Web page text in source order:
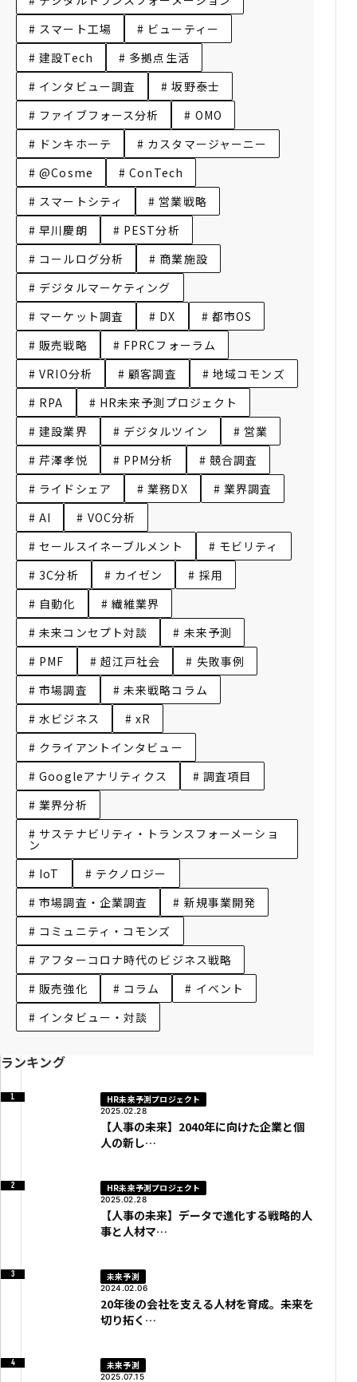
# スマート工場
# ビューティー
# 建設Tech
# 多拠点生活
# インタビュー調査
# 坂野泰士
# ファイブフォース分析
# OMO
# ドンキホーテ
# カスタマージャーニー
# @Cosme
# ConTech
# スマートシティ
# 営業戦略
# 早川慶朗
# PEST分析
# コールログ分析
# 商業施設
# デジタルマーケティング
# マーケット調査
# DX
# 都市OS
# 販売戦略
# FPRCフォーラム
# VRIO分析
# 顧客調査
# 地域コモンズ
# RPA
# HR未来予測プロジェクト
# 建設業界
# デジタルツイン
# 営業
# 芹澤孝悦
# PPM分析
# 競合調査
# ライドシェア
# 業務DX
# 業界調査
# AI
# VOC分析
# セールスイネーブルメント
# モビリティ
# 3C分析
# カイゼン
# 採用
# 自動化
# 繊維業界
# 未来コンセプト対談
# 未来予測
# PMF
# 超江戸社会
# 失敗事例
# 市場調査
# 未来戦略コラム
# 水ビジネス
# xR
# クライアントインタビュー
# Googleアナリティクス
# 調査項目
# 業界分析
# サステナビリティ・トランスフォーメーショ
ン
# IoT
# テクノロジー
# 市場調査・企業調査
# 新規事業開発
# コミュニティ・コモンズ
# アフターコロナ時代のビジネス戦略
# 販売強化
# コラム
# イベント
# インタビュー・対談
ランキング
HR未来予測プロジェクト
2025.02.28
【人事の未来】2040年に向けた企業と個
人の新し…
HR未来予測プロジェクト
2025.02.28
【人事の未来】データで進化する戦略的人
事と人材マ…
未来予測
2024.02.06
20年後の会社を支える人材を育成。未来を
切り拓く…
未来予測
2025.07.15